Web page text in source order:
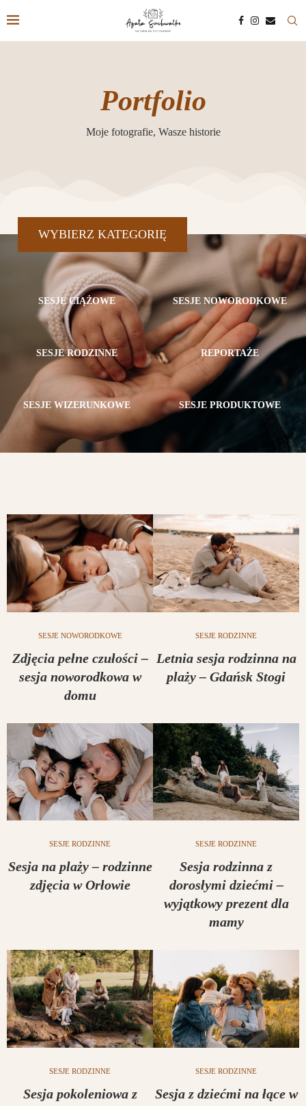
Portfolio
Moje fotografie, Wasze historie
WYBIERZ KATEGORIĘ
SESJE CIĄŻOWE SESJE NOWORODKOWE
SESJE RODZINNE REPORTAŻE
SESJE WIZERUNKOWE SESJE PRODUKTOWE
SESJE NOWORODKOWE
Zdjęcia pełne czułości –
sesja noworodkowa w
domu
SESJE RODZINNE
Letnia sesja rodzinna na
plaży – Gdańsk Stogi
SESJE RODZINNE
Sesja na plaży – rodzinne
zdjęcia w Orłowie
SESJE RODZINNE
Sesja rodzinna z
dorosłymi dziećmi –
wyjątkowy prezent dla
mamy
SESJE RODZINNE
Sesja pokoleniowa z
SESJE RODZINNE
Sesja z dziećmi na łące w